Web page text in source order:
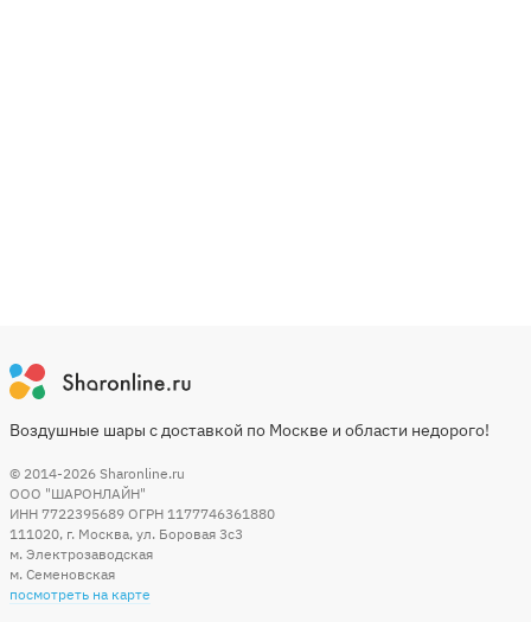
Воздушные шары с доставкой по Москве и области недорого!
© 2014-2026 Sharonline.ru
ООО "ШАРОНЛАЙН"
ИНН 7722395689 ОГРН 1177746361880
111020, г. Москва, ул. Боровая 3c3
м. Электрозаводская
м. Семеновская
посмотреть на карте